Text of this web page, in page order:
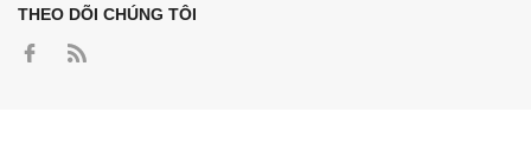
THEO DÕI CHÚNG TÔI